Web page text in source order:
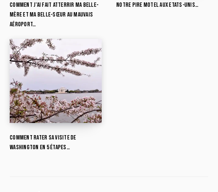
Comment j’ai fait atterrir ma belle-
mère et ma belle-sœur au mauvais
aéroport…
Notre pire motel aux Etats-Unis…
Comment rater sa visite de
Washington en 5 étapes…